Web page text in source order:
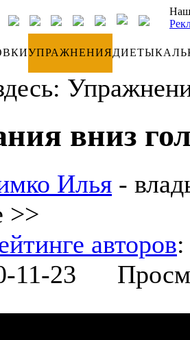
УПРАЖНЕНИЯДИЕТЫ
вниз
Илья -
>>
авторов
11-23